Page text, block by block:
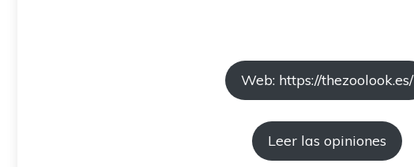
Web: https://thezoolook.es/
Leer las opiniones